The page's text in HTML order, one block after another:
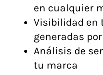
en cualquier
Visibilidad en
generadas por
Análisis de
tu marca